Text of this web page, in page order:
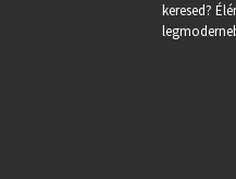
keresed?